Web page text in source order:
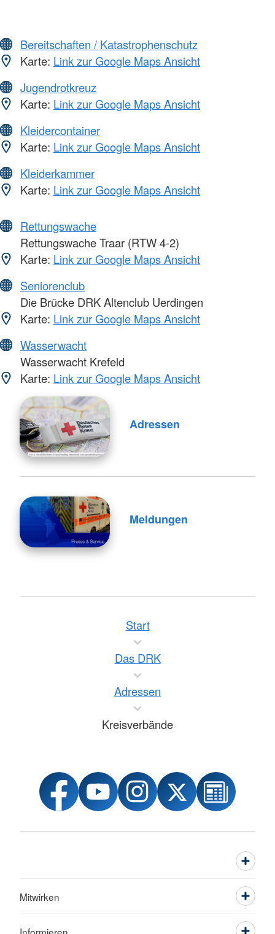
Bereitschaften / Katastrophenschutz
Karte: Link zur Google Maps Ansicht
Jugendrotkreuz
Karte: Link zur Google Maps Ansicht
Kleidercontainer
Karte: Link zur Google Maps Ansicht
Kleiderkammer
Karte: Link zur Google Maps Ansicht
Rettungswache
Rettungswache Traar (RTW 4-2)
Karte: Link zur Google Maps Ansicht
Seniorenclub
Die Brücke DRK Altenclub Uerdingen
Karte: Link zur Google Maps Ansicht
Wasserwacht
Wasserwacht Krefeld
Karte: Link zur Google Maps Ansicht
Adressen
Meldungen
Start
Das DRK
Adressen
Kreisverbände
Mitwirken